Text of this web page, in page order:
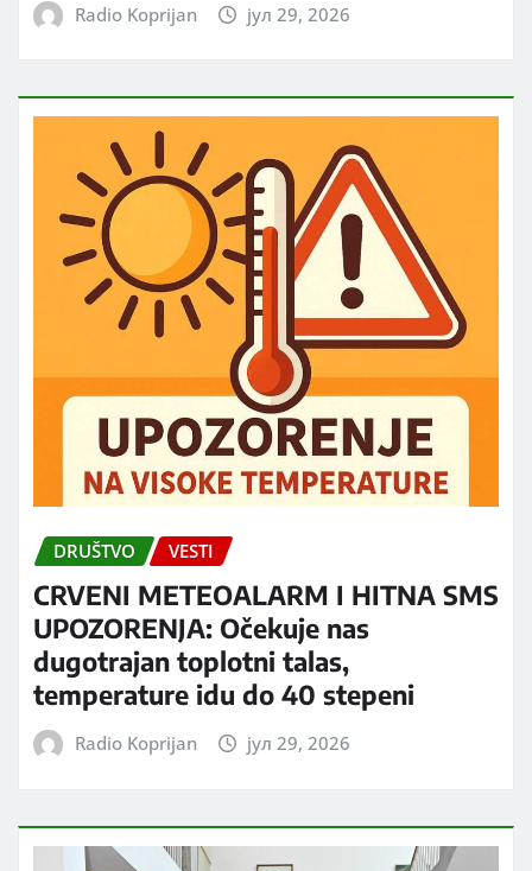
Radio Koprijan јул 29, 2026
DRUŠTVO VESTI
CRVENI METEOALARM I HITNA SMS
UPOZORENJA: Očekuje nas
dugotrajan toplotni talas,
temperature idu do 40 stepeni
Radio Koprijan јул 29, 2026